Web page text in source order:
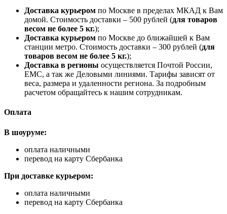
Доставка курьером по Москве в пределах МКАД к Вам
домой. Стоимость доставки – 500 рублей (для товаров
весом не более 5 кг.);
Доставка курьером по Москве до ближайшей к Вам
станции метро. Стоимость доставки – 300 рублей (для
товаров весом не более 5 кг.);
Доставка в регионы осуществляется Почтой России,
ЕМС, а так же Деловыми линиями. Тарифы зависят от
веса, размера и удаленности региона. За подробным
расчетом обращайтесь к нашим сотрудникам.
Оплата
В шоуруме:
оплата наличными
перевод на карту Сбербанка
При доставке курьером:
оплата наличными
перевод на карту Сбербанка